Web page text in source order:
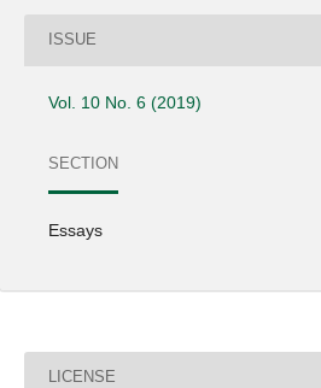
ISSUE
Vol. 10 No. 6 (2019)
SECTION
Essays
LICENSE